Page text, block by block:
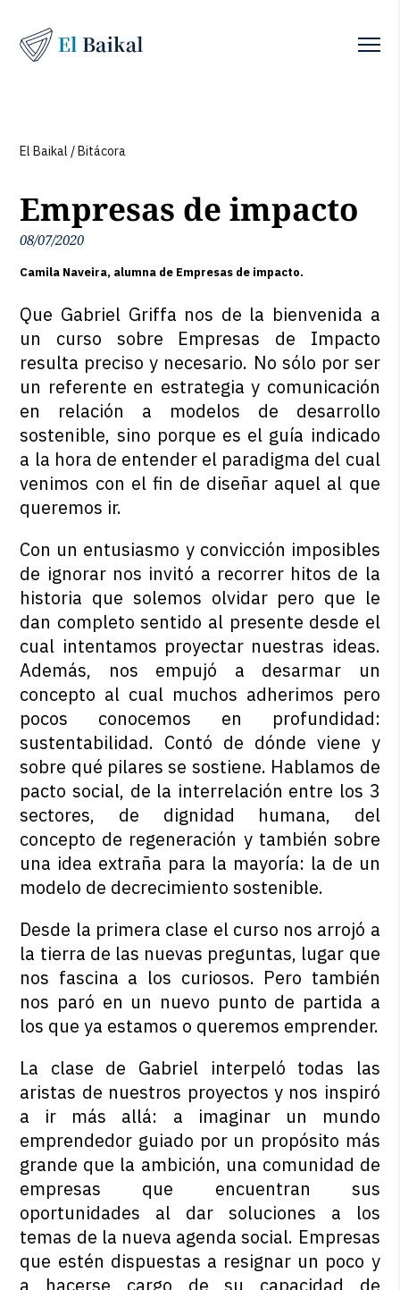
El Baikal /Bitácora
Empresas de impacto
08/07/2020
Camila Naveira, alumna de Empresas de impacto.
Que Gabriel Griffa nos de la bienvenida a
un curso sobre Empresas de Impacto
resulta preciso y necesario. No sólo por ser
un referente en estrategia y comunicación
en relación a modelos de desarrollo
sostenible, sino porque es el guía indicado
a la hora de entender el paradigma del cual
venimos con el fin de diseñar aquel al que
queremos ir.
Con un entusiasmo y convicción imposibles
de ignorar nos invitó a recorrer hitos de la
historia que solemos olvidar pero que le
dan completo sentido al presente desde el
cual intentamos proyectar nuestras ideas.
Además, nos empujó a desarmar un
concepto al cual muchos adherimos pero
pocos conocemos en profundidad:
sustentabilidad. Contó de dónde viene y
sobre qué pilares se sostiene. Hablamos de
pacto social, de la interrelación entre los 3
sectores, de dignidad humana, del
concepto de regeneración y también sobre
una idea extraña para la mayoría: la de un
modelo de decrecimiento sostenible.
Desde la primera clase el curso nos arrojó a
la tierra de las nuevas preguntas, lugar que
nos fascina a los curiosos. Pero también
nos paró en un nuevo punto de partida a
los que ya estamos o queremos emprender.
La clase de Gabriel interpeló todas las
aristas de nuestros proyectos y nos inspiró
a ir más allá: a imaginar un mundo
emprendedor guiado por un propósito más
grande que la ambición, una comunidad de
empresas que encuentran sus
oportunidades al dar soluciones a los
temas de la nueva agenda social. Empresas
que estén dispuestas a resignar un poco y
a hacerse cargo de su capacidad de